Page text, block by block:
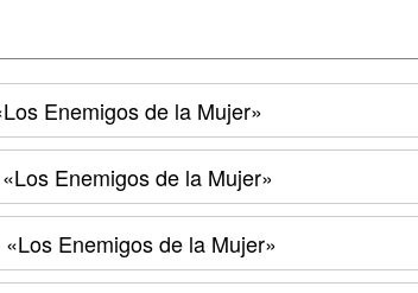
Enemigos de la Mujer»
«Los Enemigos de la Mujer»
«Los Enemigos de la Mujer»